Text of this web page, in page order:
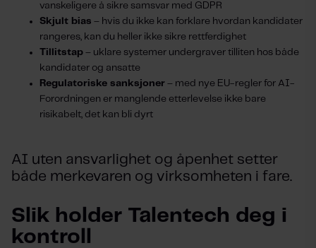
vanskeligere å sikre samsvar med GDPR
Skjult bias – hvis du ikke kan forklare hvordan kandidater
rangeres, kan du heller ikke sikre rettferdighet
Tillitstap – uklare systemer undergraver tilliten hos både
kandidater og ansatte
Regulatoriske sanksjoner – med nye EU-regler for AI-
Forordningen er manglende etterlevelse ikke bare
risikabelt, det kan bli dyrt
AI uten ansvarlighet og åpenhet setter
både merkevaren og virksomheten i fare.
Slik holder Talentech deg i
kontroll